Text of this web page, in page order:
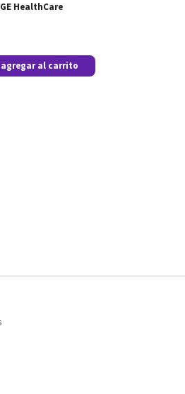
GE HealthCare
al carrito